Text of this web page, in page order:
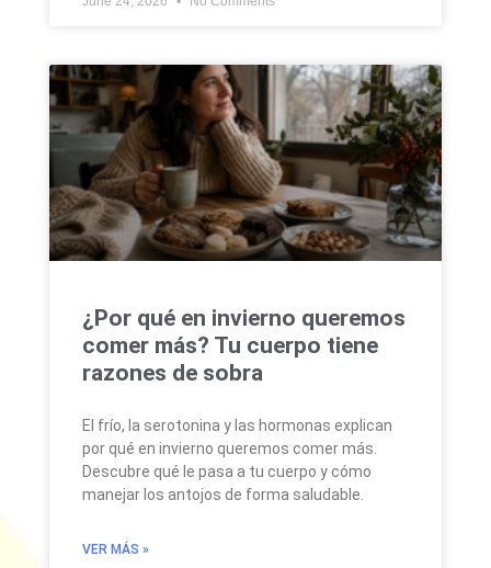
¿Por qué en invierno queremos
comer más? Tu cuerpo tiene
razones de sobra
El frío, la serotonina y las hormonas explican
por qué en invierno queremos comer más.
Descubre qué le pasa a tu cuerpo y cómo
manejar los antojos de forma saludable.
VER MÁS »